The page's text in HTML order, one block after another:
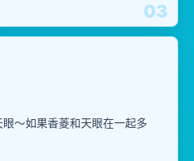
03
～如果香菱和天眼在一起多